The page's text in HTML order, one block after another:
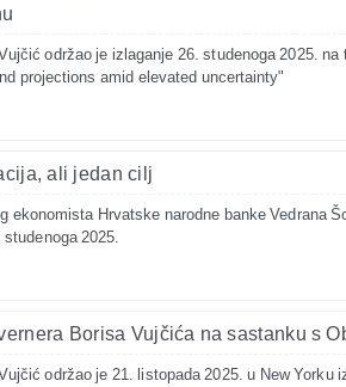
održao je izlaganje 26. studenoga 2025. na
projections amid elevated uncertainty"
ali jedan cilj
ekonomista Hrvatske narodne banke Vedrana
2025.
Borisa Vujčića na sastanku s
održao je 21. listopada 2025. u New Yorku